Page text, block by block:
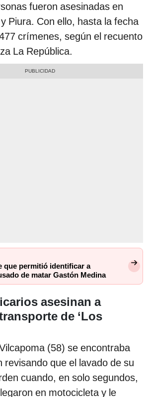
fueron asesinadas en
Piura. Con ello, hasta la fecha
crímenes, según el recuento
La República.
que permitió identificar a
de matar Gastón Medina
asesinan a
de ‘Los
(58) se encontraba
revisando que el lavado de su
cuando, en solo segundos,
en motocicleta y le